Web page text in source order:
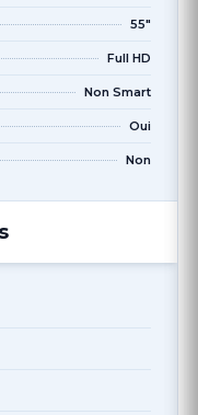
55"
Full HD
Non Smart
Oui
Non